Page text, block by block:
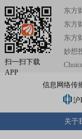
扫一扫下载
APP
东方
东方
东方
妙想
信息网络传
沪
关于